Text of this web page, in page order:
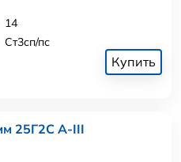
14
Ст3сп/пс
Купить
25Г2С А-III